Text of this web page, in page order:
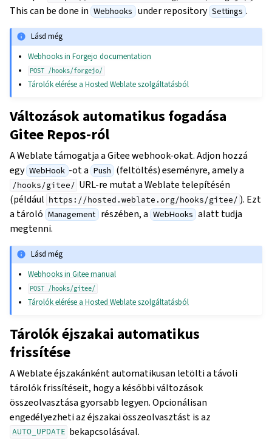
This can be done in Webhooks under repository Settings .
Lásd még
Webhooks in Forgejo documentation
POST /hooks/forgejo/
Tárolók elérése a Hosted Weblate szolgáltatásból
Változások automatikus fogadása
Gitee Repos-ról
A Weblate támogatja a Gitee webhook-okat. Adjon hozzá
egy WebHook -ot a Push (feltöltés) eseményre, amely a
/hooks/gitee/ URL-re mutat a Weblate telepítésén
(például https://hosted.weblate.org/hooks/gitee/ ). Ezt
a tároló Management részében, a WebHooks alatt tudja
megtenni.
Lásd még
Webhooks in Gitee manual
POST /hooks/gitee/
Tárolók elérése a Hosted Weblate szolgáltatásból
Tárolók éjszakai automatikus
frissítése
A Weblate éjszakánként automatikusan letölti a távoli
tárolók frissítéseit, hogy a későbbi változások
összeolvasztása gyorsabb legyen. Opcionálisan
engedélyezheti az éjszakai összeolvasztást is az
AUTO_UPDATE bekapcsolásával.